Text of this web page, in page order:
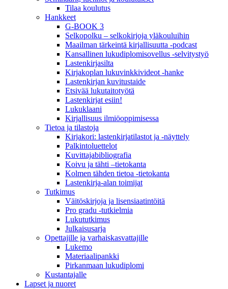
Tilaa koulutus
Hankkeet
G-BOOK 3
Selkopolku – selkokirjoja yläkouluihin
Maailman tärkeintä kirjallisuutta -podcast
Kansallinen lukudiplomisovellus -selvitystyö
Lastenkirjasilta
Kirjakoplan lukuvinkkivideot -hanke
Lastenkirjan kuvitustaide
Etsivää lukutaitotyötä
Lastenkirjat esiin!
Lukuklaani
Kirjallisuus ilmiöoppimisessa
Tietoa ja tilastoja
Kirjakori: lastenkirjatilastot ja -näyttely
Palkintoluettelot
Kuvittaja­bibliografia
Koivu ja tähti –tietokanta
Kolmen tähden tietoa -tietokanta
Lastenkirja-alan toimijat
Tutkimus
Väitöskirjoja ja lisensiaatintöitä
Pro gradu -tutkielmia
Lukututkimus
Julkaisusarja
Opettajille ja varhaiskasvattajille
Lukemo
Materiaalipankki
Pirkanmaan lukudiplomi
Kustantajalle
Lapset ja nuoret